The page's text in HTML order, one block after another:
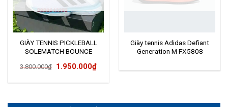
GIÀY TENNIS PICKLEBALL
SOLEMATCH BOUNCE
3.800.000₫ Giá
3.800.000₫.
1.950.000₫Giá
là:
Giày tennis Adidas Defiant
Generation M FX5808